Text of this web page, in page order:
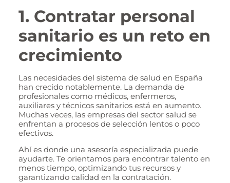
1. Contratar personal
sanitario es un reto en
crecimiento
Las necesidades del sistema de salud en España
han crecido notablemente. La demanda de
profesionales como médicos, enfermeros,
auxiliares y técnicos sanitarios está en aumento.
Muchas veces, las empresas del sector salud se
enfrentan a procesos de selección lentos o poco
efectivos.
Ahí es donde una asesoría especializada puede
ayudarte. Te orientamos para encontrar talento en
menos tiempo, optimizando tus recursos y
garantizando calidad en la contratación.